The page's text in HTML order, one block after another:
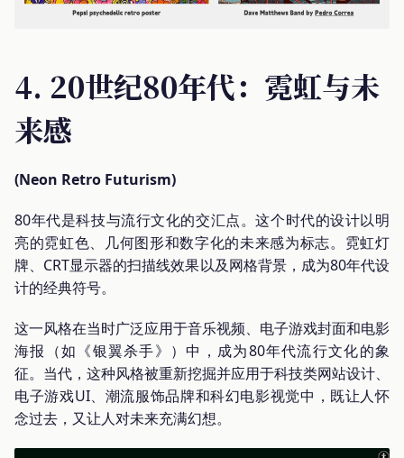
4. 20世纪80年代：霓虹与未
来感
(Neon Retro Futurism)
80年代是科技与流行文化的交汇点。这个时代的设计以明
亮的霓虹色、几何图形和数字化的未来感为标志。霓虹灯
牌、CRT显示器的扫描线效果以及网格背景，成为80年代设
计的经典符号。
这一风格在当时广泛应用于音乐视频、电子游戏封面和电影
海报（如《银翼杀手》）中，成为80年代流行文化的象
征。当代，这种风格被重新挖掘并应用于科技类网站设计、
电子游戏UI、潮流服饰品牌和科幻电影视觉中，既让人怀
念过去，又让人对未来充满幻想。